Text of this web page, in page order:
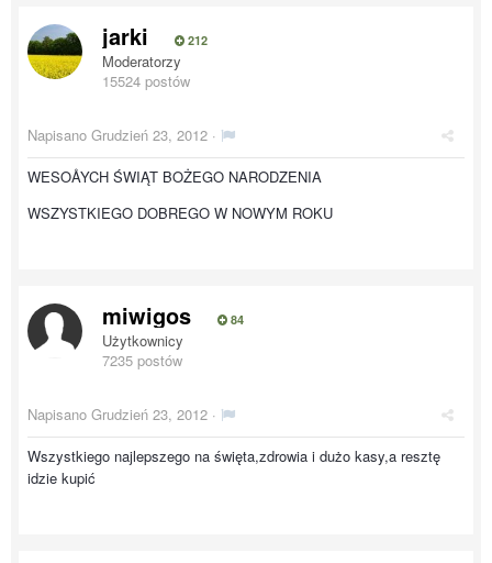
jarki 212
Moderatorzy
15524 postów
Napisano Grudzień 23, 2012 ·
WESOÅYCH ŚWIĄT BOŻEGO NARODZENIA
WSZYSTKIEGO DOBREGO W NOWYM ROKU
miwigos 84
Użytkownicy
7235 postów
Napisano Grudzień 23, 2012 ·
Wszystkiego najlepszego na święta,zdrowia i dużo kasy,a resztę
idzie kupić